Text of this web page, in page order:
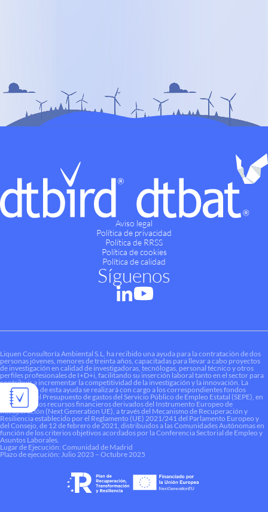
Aviso legal
Política de privacidad
Política de RRSS
Política de cookies
Política de calidad
Síguenos
Liquen Consultoría Ambiental S.L. ha recibido una ayuda para la contratación de dos
personas jóvenes, menores de treinta años, capacitadas para llevar a cabo proyectos
de investigación en calidad de investigadoras, tecnólogas, personal técnico y otros
perfiles profesionales de I+D+i, facilitando su inserción laboral tanto en el sector para
contribuir a incrementar la competitividad de la investigación y la innovación. La
financiación de esta ayuda se realizará con cargo a los correspondientes fondos
dotados en el Presupuesto de gastos del Servicio Público de Empleo Estatal (SEPE), en
el marco de los recursos financieros derivados del Instrumento Europeo de
Recuperación (Next Generation UE), a través del Mecanismo de Recuperación y
Resiliencia establecido por el Reglamento (UE) 2021/241 del Parlamento Europeo y
del Consejo, de 12 de febrero de 2021, distribuidos a las Comunidades Autónomas en
función de los criterios objetivos acordados por la Conferencia Sectorial de Empleo y
Asuntos Laborales.
Lugar de Ejecución: Comunidad de Madrid
Plazo de ejecución: Julio 2023 – Octubre 2025